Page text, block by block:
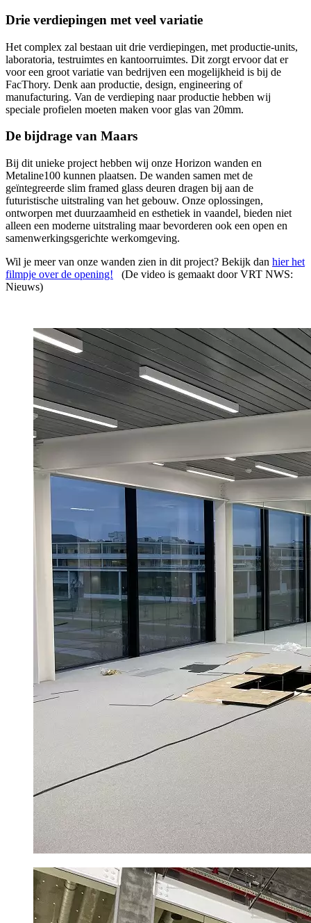
Drie verdiepingen met veel variatie
Het complex zal bestaan uit drie verdiepingen, met productie-units,
laboratoria, testruimtes en kantoorruimtes. Dit zorgt ervoor dat er
voor een groot variatie van bedrijven een mogelijkheid is bij de
FacThory. Denk aan productie, design, engineering of
manufacturing. Van de verdieping naar productie hebben wij
speciale profielen moeten maken voor glas van 20mm.
De bijdrage van Maars
Bij dit unieke project hebben wij onze Horizon wanden en
Metaline100 kunnen plaatsen. De wanden samen met de
geïntegreerde slim framed glass deuren dragen bij aan de
futuristische uitstraling van het gebouw. Onze oplossingen,
ontworpen met duurzaamheid en esthetiek in vaandel, bieden niet
alleen een moderne uitstraling maar bevorderen ook een open en
samenwerkingsgerichte werkomgeving.
Wil je meer van onze wanden zien in dit project? Bekijk dan hier het
filmpje over de opening! (De video is gemaakt door VRT NWS:
Nieuws)